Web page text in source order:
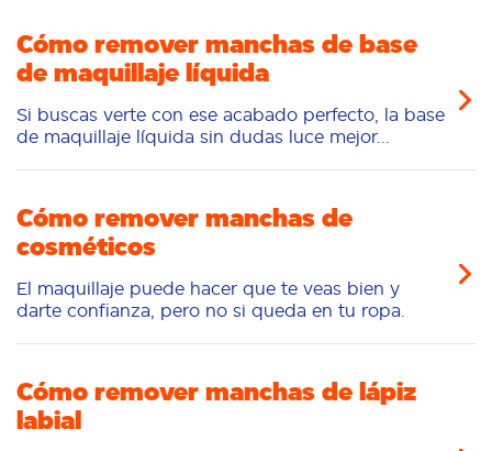
Cómo remover manchas de base
de maquillaje líquida
Si buscas verte con ese acabado perfecto, la base
de maquillaje líquida sin dudas luce mejor...
Cómo remover manchas de
cosméticos
El maquillaje puede hacer que te veas bien y
darte confianza, pero no si queda en tu ropa.
Cómo remover manchas de lápiz
labial